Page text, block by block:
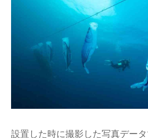
設置した時に撮影した写真デー